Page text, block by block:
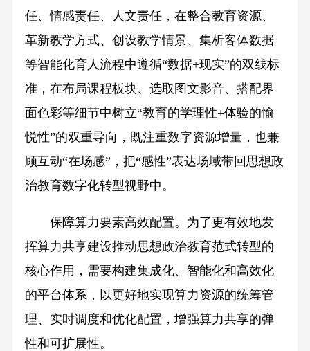
任、情感责任、人文责任，在整合教育资源、
革新教学方式、创设教学情景、集析客体数据
等智能化育人流程中遵循“数据+现实”的双线标
准，在布局课程板块、选取图文影音、搭配界
面色彩等细节中树立“教育的学理性+体验的愉
悦性”的双重导向，既注重数字资源增量，也兼
顾互动“在场感”，把“感性”表达场域带回思想政
治教育数字化转型视野中。
保障算力要素高效配置。为了更有效地发
挥算力共享建设推动思想政治教育范式转型的
核心作用，需要构建集成化、智能化和高效化
的平台体系，以更好地实现算力资源的统筹管
理、实时调度和优化配置，增强算力共享的弹
性和可扩展性。